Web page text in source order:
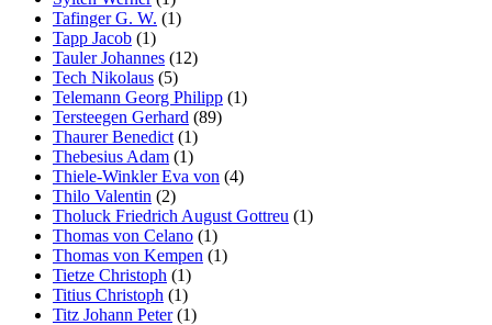
Tafinger G. W. (1)
Tapp Jacob (1)
Tauler Johannes (12)
Tech Nikolaus (5)
Telemann Georg Philipp (1)
Tersteegen Gerhard (89)
Thaurer Benedict (1)
Thebesius Adam (1)
Thiele-Winkler Eva von (4)
Thilo Valentin (2)
Tholuck Friedrich August Gottreu (1)
Thomas von Celano (1)
Thomas von Kempen (1)
Tietze Christoph (1)
Titius Christoph (1)
Titz Johann Peter(1)